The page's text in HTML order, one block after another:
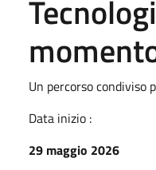
Un percorso condiviso
Data inizio :
29 maggio 2026